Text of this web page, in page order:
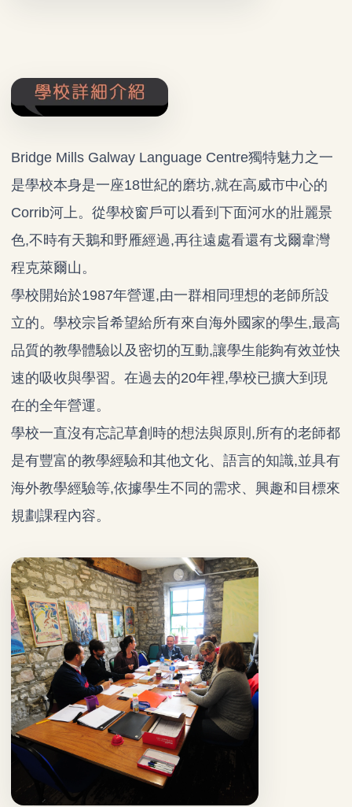
Bridge Mills Galway Language Centre獨特魅力之一
是學校本身是一座18世紀的磨坊,就在高威市中心的
Corrib河上。從學校窗戶可以看到下面河水的壯麗景
色,不時有天鵝和野雁經過,再往遠處看還有戈爾韋灣
程克萊爾山。
學校開始於1987年營運,由一群相同理想的老師所設
立的。學校宗旨希望給所有來自海外國家的學生,最高
品質的教學體驗以及密切的互動,讓學生能夠有效並快
速的吸收與學習。在過去的20年裡,學校已擴大到現
在的全年營運。
學校一直沒有忘記草創時的想法與原則,所有的老師都
是有豐富的教學經驗和其他文化、語言的知識,並具有
海外教學經驗等,依據學生不同的需求、興趣和目標來
規劃課程內容。